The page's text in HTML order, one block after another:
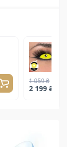
1 059 ₴
2 199 ₴